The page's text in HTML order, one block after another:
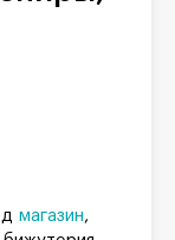
магазин